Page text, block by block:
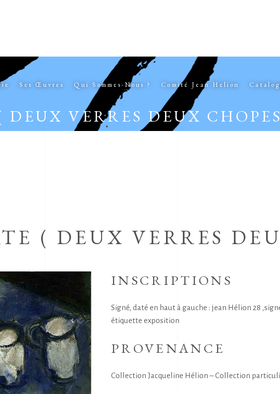
Ses Œuvres Qui Sommes-Nous ? Comité Jean Helion
VERRES DEUX
( DEUX VERRES
INSCRIPTIONS
Signé, daté en haut à gauche : jean Hélion 28
étiquette exposition
PROVENANCE
Collection Jacqueline Hélion – Collection